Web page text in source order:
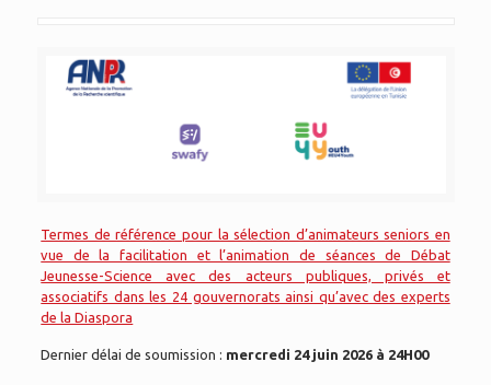
Termes de référence pour la sélection d’animateurs seniors en
vue de la facilitation et l’animation de séances de Débat
Jeunesse-Science avec des acteurs publiques, privés et
associatifs dans les 24 gouvernorats ainsi qu’avec des experts
de la Diaspora
Dernier délai de soumission : mercredi 24 juin 2026 à 24H00